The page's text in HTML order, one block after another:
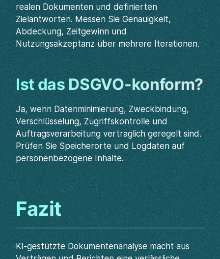
realen Dokumenten und definierten
Zielantworten. Messen Sie Genauigkeit,
Abdeckung, Zeitgewinn und
Nutzungsakzeptanz über mehrere Iterationen.
Ist das DSGVO-konform?
Ja, wenn Datenminimierung, Zweckbindung,
Verschlüsselung, Zugriffskontrolle und
Auftragsverarbeitung vertraglich geregelt sind.
Prüfen Sie Speicherorte und Logdaten auf
personenbezogene Inhalte.
Fazit
KI-gestützte Dokumentenanalyse macht aus